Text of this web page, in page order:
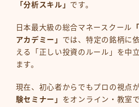
「分析スキル」 です。
日本最大級の総合マネースクール
アカデミー」 では、特定の銘柄に
える「正しい投資のルール」を中
ます。
現在、初心者からでもプロの視点
験セミナー」 をオンライン・教室